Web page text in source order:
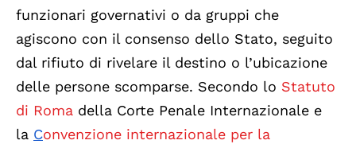
funzionari governativi o da gruppi che
agiscono con il consenso dello Stato, seguito
dal rifiuto di rivelare il destino o l’ubicazione
delle persone scomparse. Secondo lo Statuto
di Roma della Corte Penale Internazionale e
la Convenzione internazionale per la